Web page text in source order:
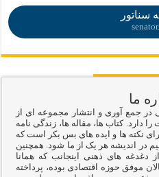
سناتور
ما
جمع آوری و انتشار مجموعه ای از
کتاب ها، مقاله ها، زندگی نامه
نکته ها و ایده های بس بکر است که
در اندیشه هر یک از ما شود. همچنین
های ذهنی اینجانب که همانا
موفق حوزه اقتصادی بوده، پرداخته